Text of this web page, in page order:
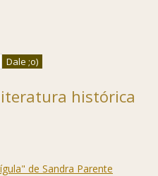
histórica